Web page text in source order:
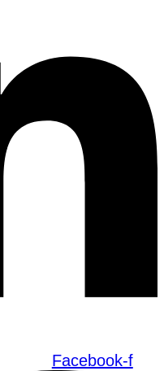
Facebook-f